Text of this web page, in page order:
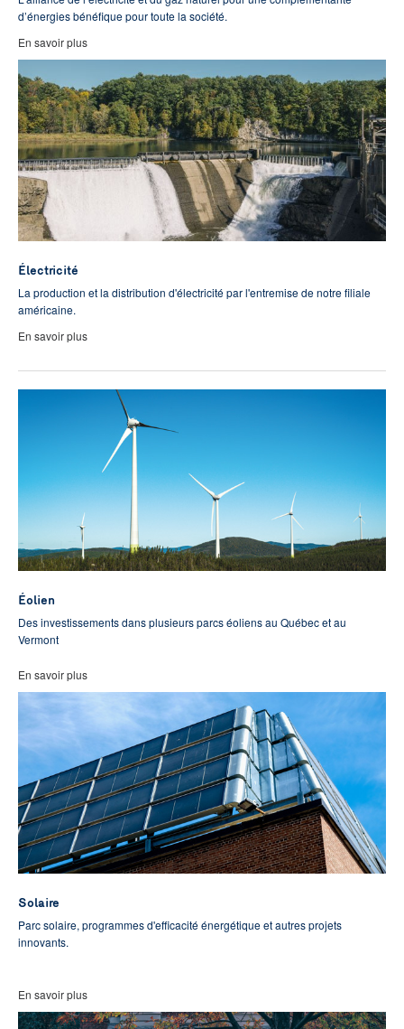
d’énergies bénéfique pour toute la société.
En savoir plus
Électricité
La production et la distribution d'électricité par l'entremise de notre filiale
américaine.
En savoir plus
Éolien
Des investissements dans plusieurs parcs éoliens au Québec et au
Vermont
En savoir plus
Solaire
Parc solaire, programmes d'efficacité énergétique et autres projets
innovants.
En savoir plus